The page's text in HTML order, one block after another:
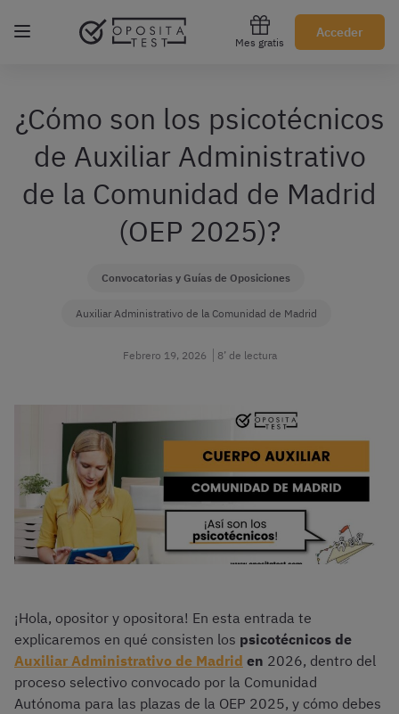
Mes gratis
Acceder
Regístrate gratis
¿Cómo son los psicotécnicos
de Auxiliar Administrativo
de la Comunidad de Madrid
(OEP 2025)?
Convocatorias y Guías de Oposiciones
Auxiliar Administrativo de la Comunidad de Madrid
Febrero 19, 2026 8’ de lectura
¡Hola, opositor y opositora! En esta entrada te
explicaremos en qué consisten los psicotécnicos de
Auxiliar Administrativo de Madrid en 2026, dentro del
proceso selectivo convocado por la Comunidad
Autónoma para las plazas de la OEP 2025, y cómo debes